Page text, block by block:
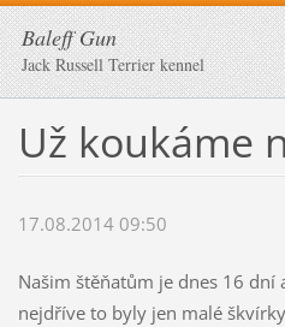
Baleff Gun
Jack Russell Terrier kennel
Už koukáme
17.08.2014 09:50
Našim štěňatům je dnes 16 dní
nejdříve to byly jen malé